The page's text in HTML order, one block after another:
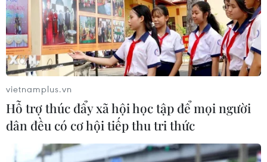
vietnamplus.vn
Hỗ trợ thúc đẩy xã hội học tập để mọi người
dân đều có cơ hội tiếp thu tri thức